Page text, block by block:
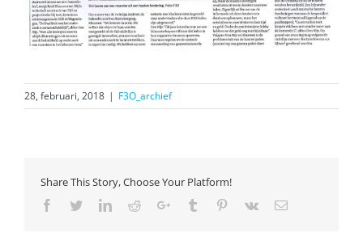
28, februari, 2018 | F3O_archief
Share This Story, Choose Your Platform!
Facebook
TwitterLinkedIn
RedditGoogle+Tumblr Pinterest
Vk Email